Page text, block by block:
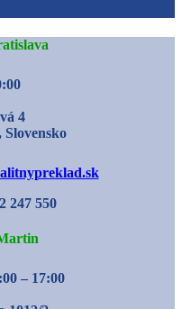
4
Slovensko
247 550
– 17:00